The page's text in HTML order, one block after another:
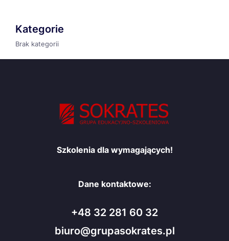
Kategorie
Brak kategorii
Szkolenia dla wymagających!
Dane kontaktowe:
+48 32 281 60 32
biuro@grupasokrates.pl